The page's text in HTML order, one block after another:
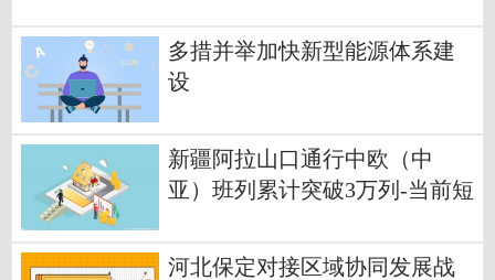
多措并举加快新型能源体系建
设
新疆阿拉山口通行中欧（中
亚）班列累计突破3万列-当前短
河北保定对接区域协同发展战